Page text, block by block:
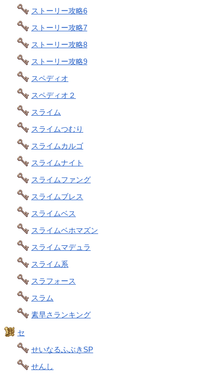
ストーリー攻略6
ストーリー攻略7
ストーリー攻略8
ストーリー攻略9
スペディオ
スペディオ２
スライム
スライムつむり
スライムカルゴ
スライムナイト
スライムファング
スライムブレス
スライムベス
スライムベホマズン
スライムマデュラ
スライム系
スラフォース
スラム
素早さランキング
セ
せいなるふぶきSP
せんし